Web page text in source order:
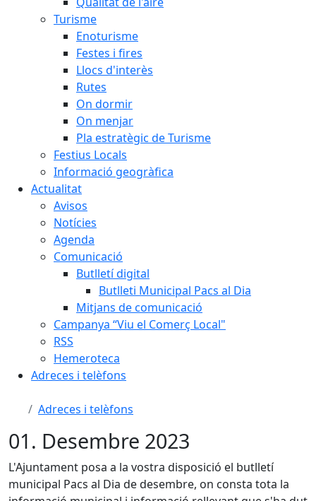
Turisme
Enoturisme
Festes i fires
Llocs d'interès
Rutes
On dormir
On menjar
Pla estratègic de Turisme
Festius Locals
Informació geogràfica
Actualitat
Avisos
Notícies
Agenda
Comunicació
Butlletí digital
Butlleti Municipal Pacs al Dia
Mitjans de comunicació
Campanya “Viu el Comerç Local"
RSS
Hemeroteca
Adreces i telèfons
Adreces i telèfons
01. Desembre 2023
L'Ajuntament posa a la vostra disposició el butlletí
municipal Pacs al Dia de desembre, on consta tota la